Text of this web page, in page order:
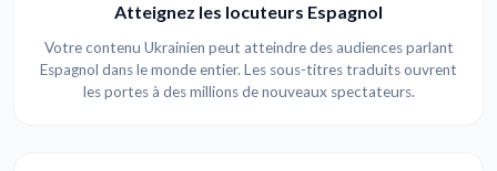
Atteignez les locuteurs Espagnol
Votre contenu Ukrainien peut atteindre des audiences parlant
Espagnol dans le monde entier. Les sous-titres traduits ouvrent
les portes à des millions de nouveaux spectateurs.